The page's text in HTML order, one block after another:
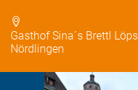
Gasthof Sina´s Brettl
Nördlingen